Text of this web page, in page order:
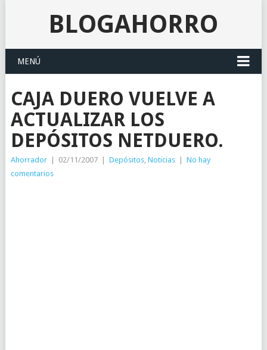
BLOGAHORRO
MENÚ
CAJA DUERO VUELVE A
ACTUALIZAR LOS
DEPÓSITOS NETDUERO.
Ahorrador 02/11/2007 Depósitos, Noticias
No hay
comentarios